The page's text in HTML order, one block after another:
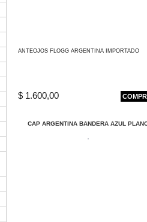
ANTEOJOS FLOGG ARGENTINA IMPORTADO
$ 1.600,00
CAP ARGENTINA BANDERA AZUL